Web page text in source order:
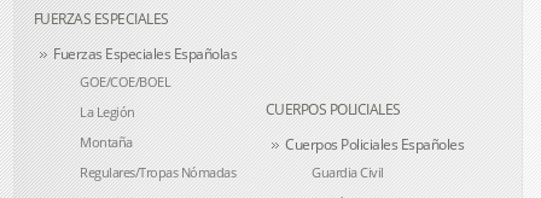
FUERZAS ESPECIALES
Fuerzas Especiales Españolas
GOE/COE/BOEL
La Legión
Montaña
Regulares/Tropas Nómadas
CUERPOS POLICIALES
Cuerpos Policiales Españoles
Guardia Civil